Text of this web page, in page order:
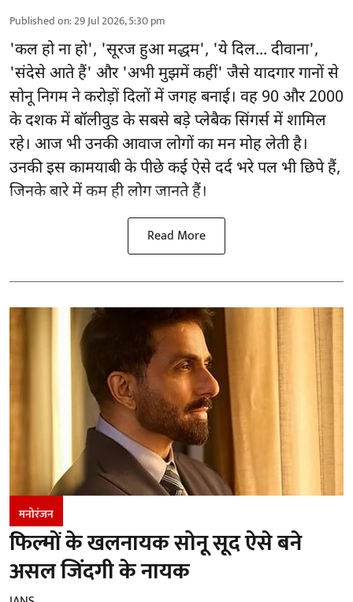
Published on:29 Jul 2026, 5:30 pm
'कल हो ना हो', 'सूरज हुआ मद्धम', 'ये दिल... दीवाना',
'संदेसे आते हैं' और 'अभी मुझमें कहीं' जैसे यादगार गानों से
सोनू निगम ने करोड़ों दिलों में जगह बनाई। वह 90 और 2000
के दशक में बॉलीवुड के सबसे बड़े प्लेबैक सिंगर्स में शामिल
रहे। आज भी उनकी आवाज लोगों का मन मोह लेती है।
उनकी इस कामयाबी के पीछे कई ऐसे दर्द भरे पल भी छिपे हैं,
जिनके बारे में कम ही लोग जानते हैं।
Read More
मनोरंजन
फिल्मों के खलनायक सोनू सूद ऐसे बने
असल जिंदगी के नायक